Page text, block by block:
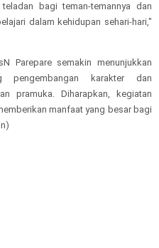
bagi teman-temannya dan
dalam kehidupan sehari-hari,"
Parepare semakin menunjukkan
pengembangan karakter dan
pramuka. Diharapkan, kegiatan
manfaat yang besar bagi